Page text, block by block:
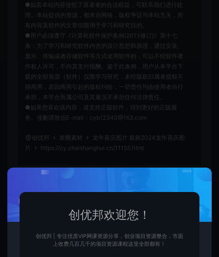
●如若本站内容侵犯了原著者的合法权益，可联系我们进行处
理。本站提供的资源，都来自网络，版权争议与本站无关，所
有内容及软件的文章仅限用于学习和研究目的。
●用户必须遵守《计算机软件保护条例(2013修订)》第十七
条：为了学习和研究软件内含的设计思想和原理，通过安装、
显示、传输或者存储软件等方式使用软件的，可以不经软件著
作权人许可，不向其支付报酬。鉴于此条例，用户从本平台下
载的全部资源（软件）仅限学习研究，未经版权归属者授权不
得商用，若因商用引起的版权纠纷，一切责任均由使用者自行
承担，本平台所属公司及其雇员不承担任何法律责任。
●如果您喜欢该内容，请支持正版软件，得到更好的正版服
务。侵删请致信E-mail：cyb12340@163.com
创优邦 发圈素材
龙年喜庆图片 最新2024龙年喜庆图
片
https://cy.zhaishanghui.cn/11155.html
朋友圈配图 龙年喜庆图片
创优 创优邦，12年风雨同舟，欢迎您一起缔造！
创优邦欢迎您！
创优邦 | 专注优质VIP网课资源分享，创业项目资源整合，市面
上收费几百几千的项目资源课程这里全部都有！